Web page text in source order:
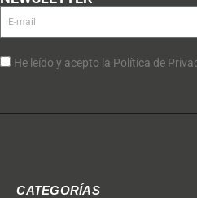
He leído y acepto la Política de
CATEGORÍAS